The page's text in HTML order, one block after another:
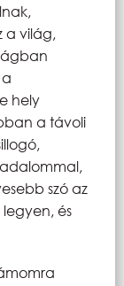
a világ,
hely
a távoli
szó az
és